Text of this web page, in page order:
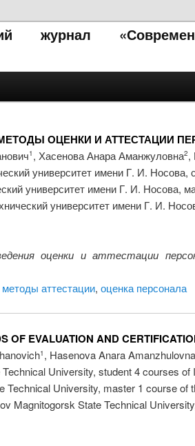
журнал
ОЦЕНКИ И АТТЕСТАЦИИ
1 , Хасенова Анара Аманжуловна2,
университет имени Г. И.
университет имени Г. И. Носова,
университет имени Г. И.
оценки и аттестации
методы аттестации, оценка персонала
OF EVALUATION AND
1 , Hasenova Anara Amanzhulovna
University, student 4 courses
Technical University, master 1 course of
Magnitogorsk State Technical